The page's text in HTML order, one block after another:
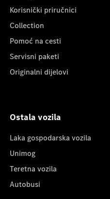
Korisnički priručnici
Collection
Pomoć na cesti
Servisni paketi
Originalni dijelovi
Ostala vozila
Laka gospodarska vozila
Unimog
Teretna vozila
Autobusi